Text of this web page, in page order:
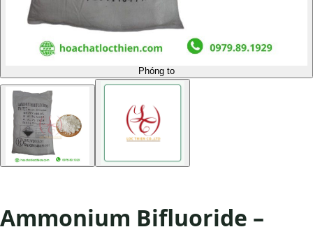
Phóng to
Ammonium Bifluoride –